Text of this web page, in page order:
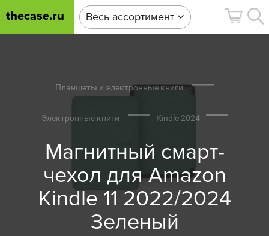
thecase.ru Весь ассортимент
Планшеты и электронные книги
Электронные книги Kindle 2024
Магнитный смарт-
чехол для Amazon
Kindle 11 2022/2024
Зеленый